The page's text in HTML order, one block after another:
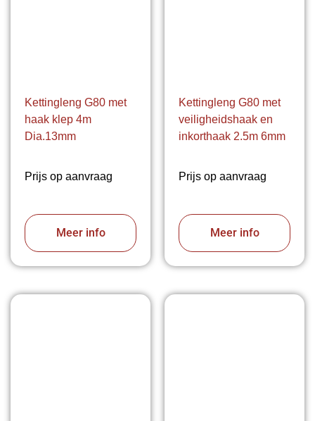
Kettingleng G80 met
haak klep 4m
Dia.13mm
Prijs op aanvraag
Meer info
Kettingleng G80 met
veiligheidshaak en
inkorthaak 2.5m 6mm
Prijs op aanvraag
Meer info